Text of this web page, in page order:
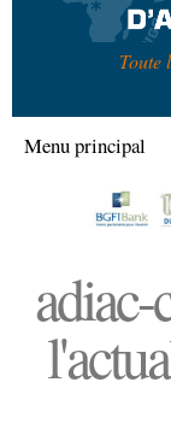
Toute
Menu principal